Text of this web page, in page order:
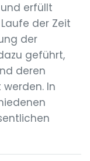
erfüllt
der Zeit
der
geführt,
deren
In